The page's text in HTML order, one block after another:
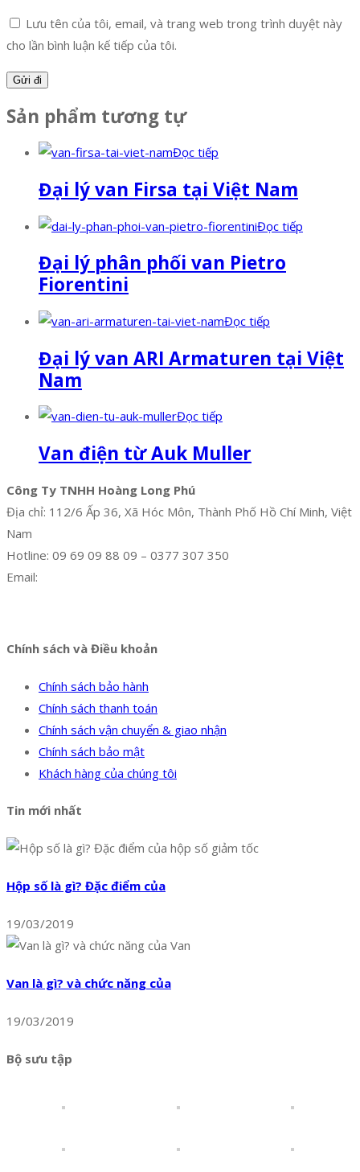
Lưu tên của tôi, email, và trang web trong trình duyệt này
cho lần bình luận kế tiếp của tôi.
Sản phẩm tương tự
Đọc tiếp
Đại lý van Firsa tại Việt Nam
Đọc tiếp
Đại lý phân phối van Pietro
Fiorentini
Đọc tiếp
Đại lý van ARI Armaturen tại Việt
Nam
Đọc tiếp
Van điện từ Auk Muller
Công Ty TNHH Hoàng Long Phú
Địa chỉ: 112/6 Ấp 36, Xã Hóc Môn, Thành Phố Hồ Chí Minh, Việt
Nam
Hotline: 09 69 09 88 09 – 0377 307 350
Email:
Chính sách và Điều khoản
Chính sách bảo hành
Chính sách thanh toán
Chính sách vận chuyển & giao nhận
Chính sách bảo mật
Khách hàng của chúng tôi
Tin mới nhất
Hộp số là gì? Đặc điểm của
19/03/2019
Van là gì? và chức năng của
19/03/2019
Bộ sưu tập